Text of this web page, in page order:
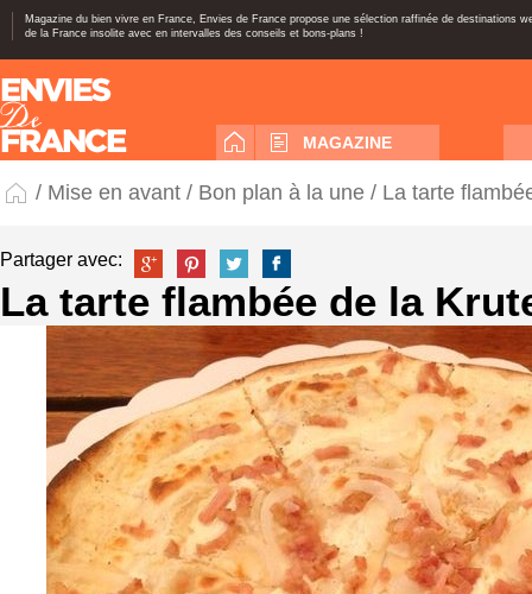
Magazine du bien vivre en France, Envies de France propose une sélection raffinée de destinations
de la France insolite avec en intervalles des conseils et bons-plans !
MAGAZINE
/ Mise en avant / Bon plan à la une / La tarte
Partager avec:
La tarte flambée de la